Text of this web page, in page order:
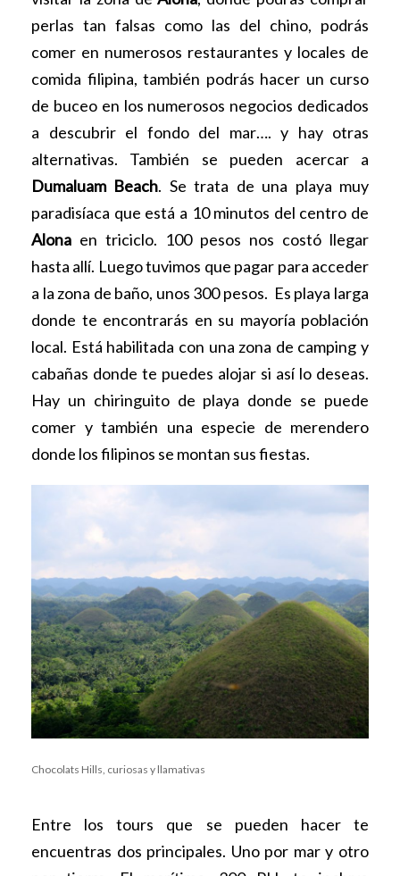
perlas tan falsas como las del chino, podrás
comer en numerosos restaurantes y locales de
comida filipina, también podrás hacer un curso
de buceo en los numerosos negocios dedicados
a descubrir el fondo del mar…. y hay otras
alternativas. También se pueden acercar a
Dumaluam Beach. Se trata de una playa muy
paradisíaca que está a 10 minutos del centro de
Alona en triciclo. 100 pesos nos costó llegar
hasta allí. Luego tuvimos que pagar para acceder
a la zona de baño, unos 300 pesos. Es playa larga
donde te encontrarás en su mayoría población
local. Está habilitada con una zona de camping y
cabañas donde te puedes alojar si así lo deseas.
Hay un chiringuito de playa donde se puede
comer y también una especie de merendero
donde los filipinos se montan sus fiestas.
Chocolats Hills, curiosas y llamativas
Entre los tours que se pueden hacer te
encuentras dos principales. Uno por mar y otro